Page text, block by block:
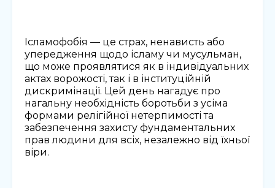
Ісламофобія — це страх, ненависть або
упередження щодо ісламу чи мусульман,
що може проявлятися як в індивідуальних
актах ворожості, так і в інституційній
дискримінації. Цей день нагадує про
нагальну необхідність боротьби з усіма
формами релігійної нетерпимості та
забезпечення захисту фундаментальних
прав людини для всіх, незалежно від їхньої
віри.